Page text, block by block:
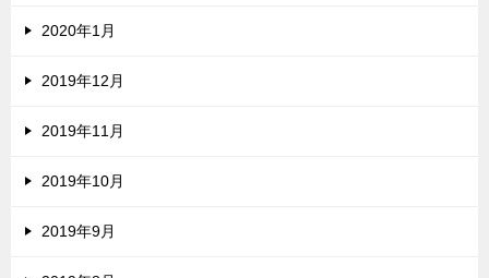
2020年1月
2019年12月
2019年11月
2019年10月
2019年9月